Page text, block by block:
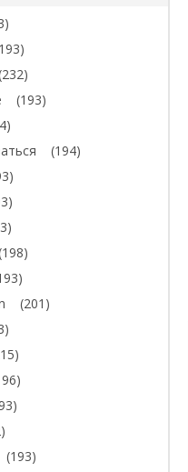
(193)
(194)
(201)
(193)